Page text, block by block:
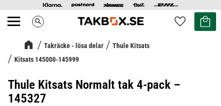
Meny search Favoriter
Kundvagn
Takräcke - lösa delar
Thule Kitsats
Kitsats 145000-145999
Thule Kitsats Normalt tak 4-pack –
145327